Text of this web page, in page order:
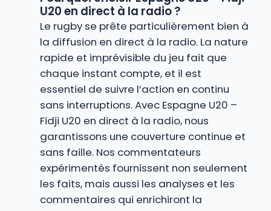
U20 en direct à la radio ?
Le rugby se prête particulièrement bien à
la diffusion en direct à la radio. La nature
rapide et imprévisible du jeu fait que
chaque instant compte, et il est
essentiel de suivre l’action en continu
sans interruptions. Avec Espagne U20 –
Fidji U20 en direct à la radio, nous
garantissons une couverture continue et
sans faille. Nos commentateurs
expérimentés fournissent non seulement
les faits, mais aussi les analyses et les
commentaires qui enrichiront la